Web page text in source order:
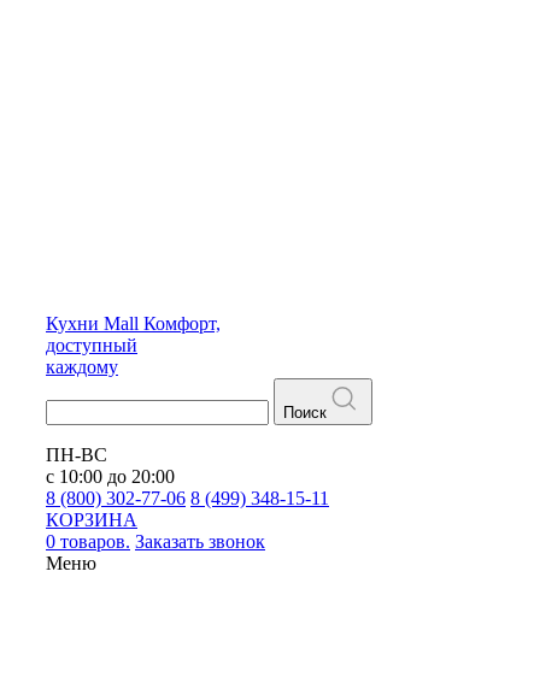
Кухни Mall Комфорт,
доступный
каждому
Поиск
ПН-ВС
с 10:00 до 20:00
8 (800) 302-77-06 8 (499) 348-15-11
КОРЗИНА
0 товаров. Заказать звонок
Меню